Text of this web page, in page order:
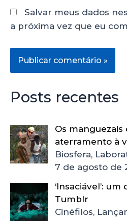
Salvar meus dados
a próxima vez que eu
Posts recentes
Os manguezais
aterramento à
Biosfera,
7 de agosto de
‘Insaciável’:
Tumblr
Cinéfilos,